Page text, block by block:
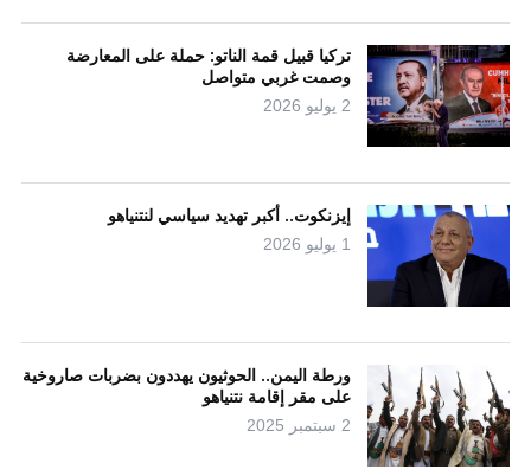
تركيا قبيل قمة الناتو: حملة على المعارضة
وصمت غربي متواصل
2 يوليو 2026
إيزنكوت.. أكبر تهديد سياسي لنتنياهو
1 يوليو 2026
ورطة اليمن.. الحوثيون يهددون بضربات صاروخية
على مقر إقامة نتنياهو
2 سبتمبر 2025